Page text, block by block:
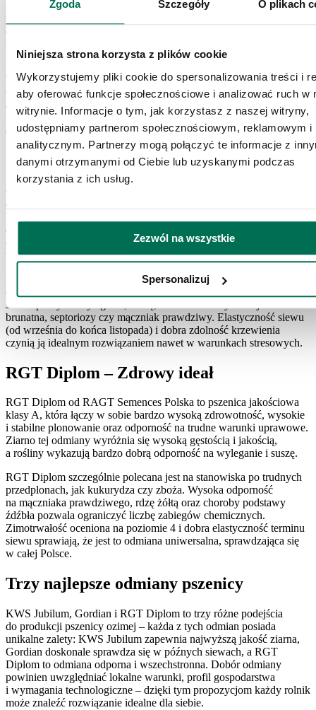
Zgoda Szczegóły O plikach
Niniejsza strona korzysta z plików cookie
Wykorzystujemy pliki cookie do spersonalizowania treści i
aby oferować funkcje społecznościowe i analizować ruch w
witrynie. Informacje o tym, jak korzystasz z naszej witryny,
udostępniamy partnerom społecznościowym, reklamowym i
analitycznym. Partnerzy mogą połączyć te informacje z
danymi otrzymanymi od Ciebie lub uzyskanymi podczas
korzystania z ich usług.
Zezwól na wszystkie
Spersonalizuj
Ziarno KWS Jubilum charakteryzuje się bardzo dobrymi
parametrami jakościowymi, co czyni ją idealnym wyborem
do produkcji mąki. Wysoka zdrowotność odmiany oraz tolerancja
na trudniejsze stanowiska (np. po kukurydzy) pozwala
na ograniczenie kosztów ochrony chemicznej.
Wysokie wartości plonowania: 97% wzorca (bez ochrony) i 103%
wzorca (z ochroną) potwierdzają jej potencjał. Wysoka liczba
opadania, zdolność krzewienia oraz odporność na choroby (rdza
brunatna, septoriozy, fuzarioza) czynią ją odmianą godną polecenia
dla nowoczesnych gospodarstw.
Gordian – Idealny na opóźnione siewy!
Gordian to pszenica chlebowa (klasa B) hodowli Syngenta Polska,
dostępna wyłącznie w ofercie Ampol-Merol. Charakteryzuje się
bardzo wysokim potencjałem plonowania i świetną adaptacją
do różnych stanowisk. Jest to odmiana o niskiej wysokości, dużej
odporności na wyleganie i doskonałej tolerancji opóźnionego
terminu siewu.
Pomimo klasy B, Gordian osiąga parametry jakościowe
odpowiadające klasie A, takie jak liczba opadania i wskaźnik SDS.
Jest odporny na wyleganie, suszę, a także choroby takie jak rdza
brunatna, septoriozy czy mączniak prawdziwy. Elastyczność siewu
(od września do końca listopada) i dobra zdolność krzewienia
czynią ją idealnym rozwiązaniem nawet w warunkach stresowych.
RGT Diplom – Zdrowy ideał
RGT Diplom od RAGT Semences Polska to pszenica jakościowa
klasy A, która łączy w sobie bardzo wysoką zdrowotność, wysokie
i stabilne plonowanie oraz odporność na trudne warunki uprawowe.
Ziarno tej odmiany wyróżnia się wysoką gęstością i jakością,
a rośliny wykazują bardzo dobrą odporność na wyleganie i suszę.
RGT Diplom szczególnie polecana jest na stanowiska po trudnych
przedplonach, jak kukurydza czy zboża. Wysoka odporność
na mączniaka prawdziwego, rdzę żółtą oraz choroby podstawy
źdźbła pozwala ograniczyć liczbę zabiegów chemicznych.
Zimotrwałość oceniona na poziomie 4 i dobra elastyczność terminu
siewu sprawiają, że jest to odmiana uniwersalna, sprawdzająca się
w całej Polsce.
Trzy najlepsze odmiany pszenicy
KWS Jubilum, Gordian i RGT Diplom to trzy różne podejścia
do produkcji pszenicy ozimej – każda z tych odmian posiada
unikalne zalety: KWS Jubilum zapewnia najwyższą jakość ziarna,
Gordian doskonale sprawdza się w późnych siewach, a RGT
Diplom to odmiana odporna i wszechstronna. Dobór odmiany
powinien uwzględniać lokalne warunki, profil gospodarstwa
i wymagania technologiczne – dzięki tym propozycjom każdy rolnik
może znaleźć rozwiązanie idealne dla siebie.